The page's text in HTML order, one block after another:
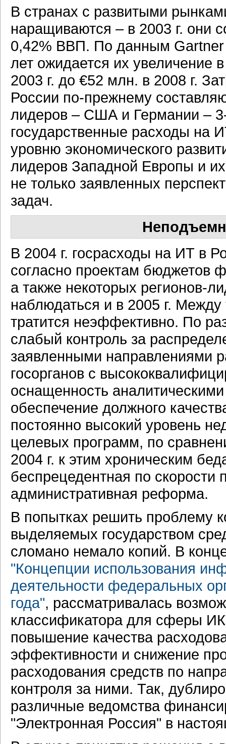
В странах с развитыми
наращиваются – в 2003 г. они
0,42% ВВП. По данным Gartner
лет ожидается их увеличение
2003 г. до €52 млн. в 2008 г.
России по-прежнему
лидеров – США и Германии –
государственные расходы на
уровню экономического
лидеров Западной Европы и
не только заявленных
задач.
В 2004 г. госрасходы на ИТ в
согласно проектам бюджетов
а также некоторых регионов-
наблюдаться и в 2005 г. Между
тратится неэффективно. По
слабый контроль за
заявленными направлениями
госорганов с
оснащенность
обеспечение должного
постоянно высокий уровень
целевых программ, по
2004 г. к этим хроническим
беспрецедентная по скорости
административная реформа.
В попытках решить проблему
выделяемых государством
сломано немало копий. В
"Концепции использования
деятельности федеральных
года", рассматривалась
классификатора для сферы
повышение качества
эффективности и снижение
расходования средств по
контроля за ними. Так,
различные ведомства
"Электронная Россия" в